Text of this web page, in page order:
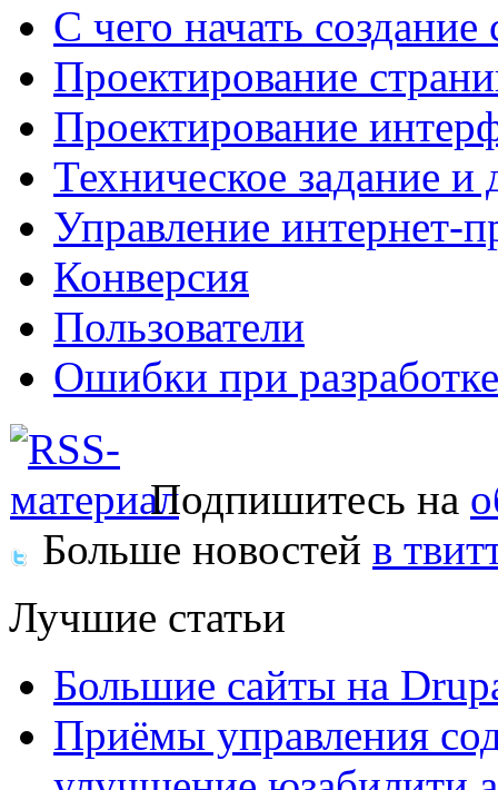
С чего начать создание
Проектирование
Проектирование
Техническое задание и
Управление интернет-
Конверсия
Пользователи
Ошибки при
Подпишитесь на
Больше новостей в
Лучшие статьи
Большие сайты на
Приёмы управления